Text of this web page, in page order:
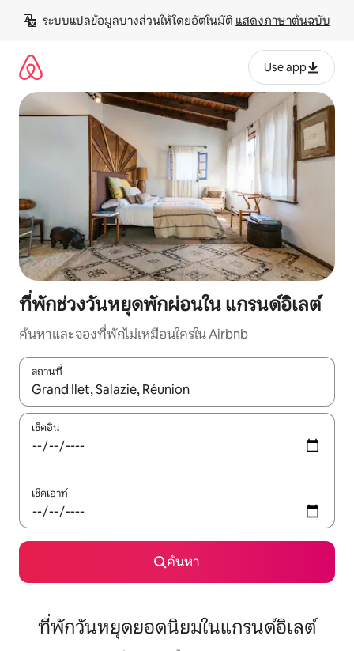
เนื้อหา
ระบบแปลข้อมูลบางส่วนให้โดยอัตโนมัติ แสดงภาษาต้นฉบับ
Use app
ที่พักช่วงวันหยุดพักผ่อนใน แกรนด์อิเลต์
ค้นหาและจองที่พักไม่เหมือนใครใน Airbnb
สถานที่
ใช้ลูกศรขึ้นลง หรือใช้การสัมผัสหรือปัด เพื่อสำรวจผลการค้นหา
เช็คอิน
เช็คเอาท์
ค้นหา
ที่พักวันหยุดยอดนิยมในแกรนด์อิเลต์